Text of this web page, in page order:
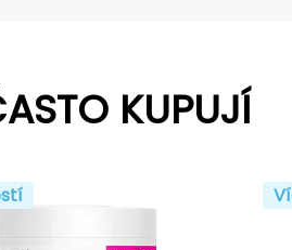
KUPUJÍ